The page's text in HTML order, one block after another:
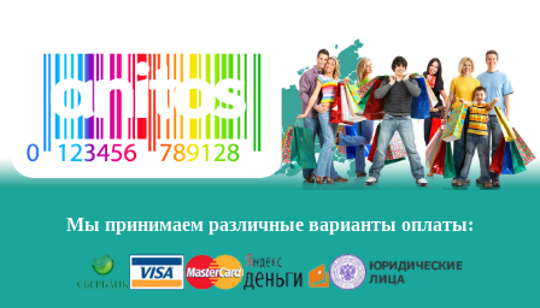
Мы принимаем различные варианты оплаты: